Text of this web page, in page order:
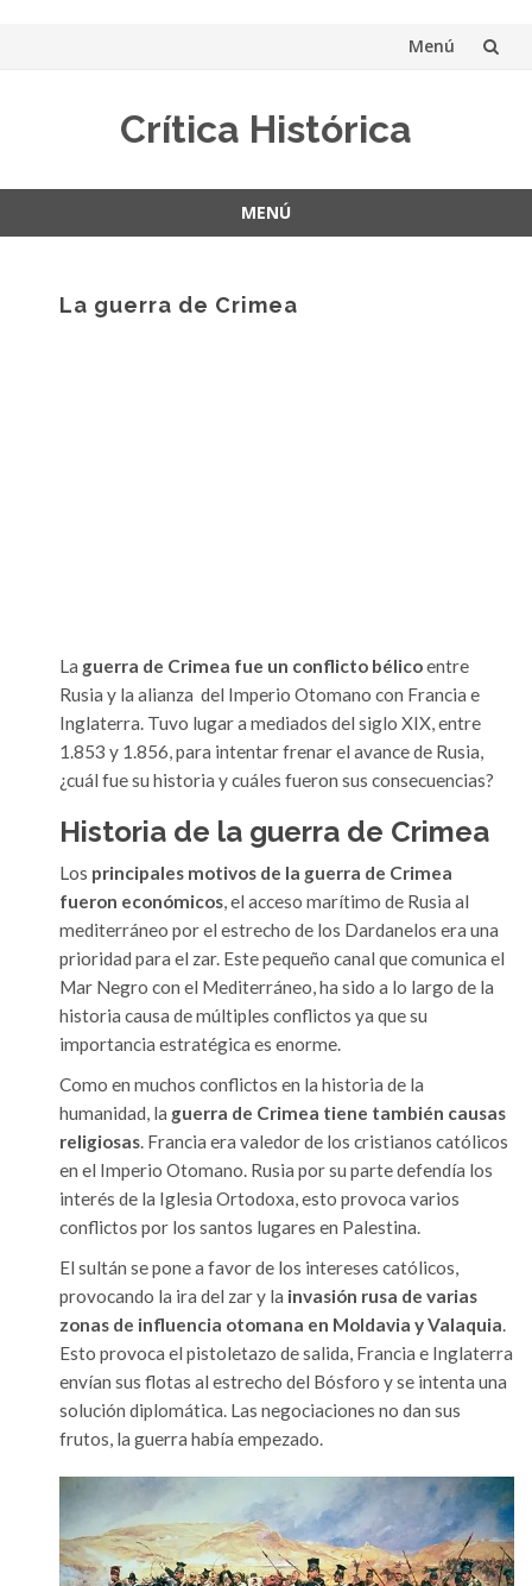
Menú
Crítica Histórica
MENÚ
contenidoLa guerra de Crimea
La guerra de Crimea fue un conflicto bélicoentre
Rusia y la alianza del Imperio Otomano con Francia e
Inglaterra. Tuvo lugar a mediados del siglo XIX, entre
1.853 y 1.856, para intentar frenar el avance de Rusia,
¿cuál fue su historia y cuáles fueron sus consecuencias?
Historia de la guerra de Crimea
Los principales motivos de la guerra de Crimea
fueron económicos, el acceso marítimo de Rusia al
mediterráneo por el estrecho de los Dardanelos era una
prioridad para el zar. Este pequeño canal que comunica el
Mar Negro con el Mediterráneo, ha sido a lo largo de la
historia causa de múltiples conflictos ya que su
importancia estratégica es enorme.
Como en muchos conflictos en la historia de la
humanidad, la guerra de Crimea tiene también causas
religiosas. Francia era valedor de los cristianos católicos
en el Imperio Otomano. Rusia por su parte defendía los
interés de la Iglesia Ortodoxa, esto provoca varios
conflictos por los santos lugares en Palestina.
El sultán se pone a favor de los intereses católicos,
provocando la ira del zar y la invasión rusa de varias
zonas de influencia otomana en Moldavia y Valaquia.
Esto provoca el pistoletazo de salida, Francia e Inglaterra
envían sus flotas al estrecho del Bósforo y se intenta una
solución diplomática. Las negociaciones no dan sus
frutos, la guerra había empezado.